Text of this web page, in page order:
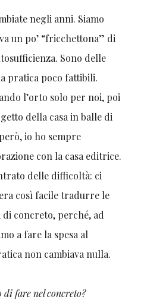
negli anni. Siamo
un po’ “fricchettona” di
Sono delle
pratica poco fattibili.
l’orto solo per noi, poi
della casa in balle di
io ho sempre
con la casa editrice.
delle difficoltà: ci
così facile tradurre le
concreto, perché, ad
a fare la spesa al
non cambiava nulla.
di fare nel concreto?